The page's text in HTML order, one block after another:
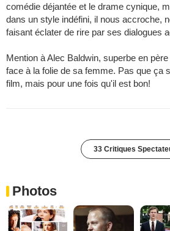
comédie déjantée et le drame cynique,
dans un style indéfini, il nous accroche,
faisant éclater de rire par ses dialogues
Mention à Alec Baldwin, superbe en
face à la folie de sa femme. Pas que ça
film, mais pour une fois qu'il est bon!
33 Critiques
Photos